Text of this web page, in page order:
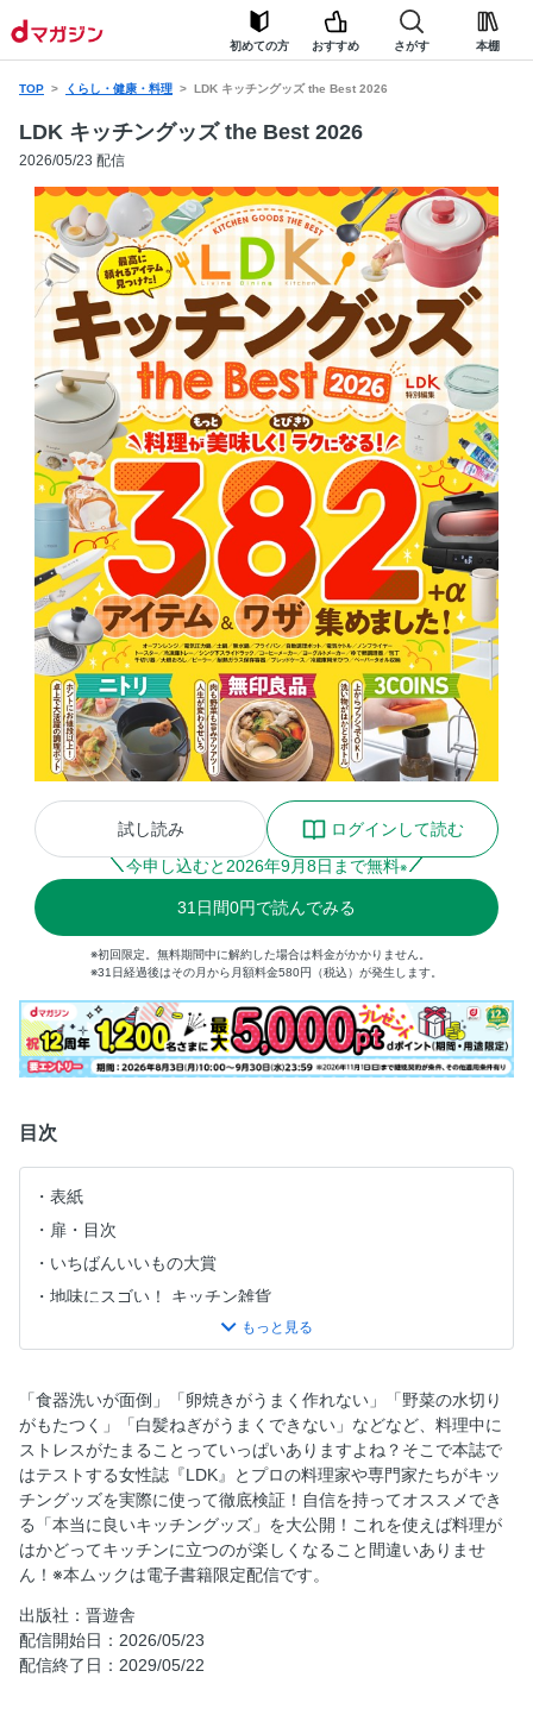
初めての方 おすすめ さがす 本棚
TOP くらし・健康・料理 LDK キッチングッズ the Best 2026
LDK キッチングッズ the Best 2026
2026/05/23 配信
試し読み
ログインして読む
今申し込むと 2026年9月8日まで無料※
31 日間0円で読んでみる
※初回限定。無料期間中に解約した場合は料金がかかりません。
※31日経過後はその月から月額料金580円（税込）が発生します。
目次
表紙
扉・目次
いちばんいいもの大賞
地味にスゴい！ キッチン雑貨
人生が変わる！ 買ってよかったもの
ニトリグッズ辛口ジャッジ2026
人気ショップの激推しアイテム
包丁＆キッチンバサミ 最新TEST
食器用洗剤 最新ベスト決定戦
一緒に暮らしたいキッチン家電探し
後付けできる 小型食洗機のススメ
今度こそ片づく 整理整とん術
一生モノの家事テク＆アイテム
「食器洗いが面倒」「卵焼きがうまく作れない」「野菜の水切り
がもたつく」「白髪ねぎがうまくできない」などなど、料理中に
ストレスがたまることっていっぱいありますよね？そこで本誌で
はテストする女性誌『LDK』とプロの料理家や専門家たちがキッ
チングッズを実際に使って徹底検証！自信を持ってオススメでき
る「本当に良いキッチングッズ」を大公開！これを使えば料理が
はかどってキッチンに立つのが楽しくなること間違いありませ
ん！※本ムックは電子書籍限定配信です。
出版社：晋遊舎
配信開始日：2026/05/23
配信終了日：2029/05/22